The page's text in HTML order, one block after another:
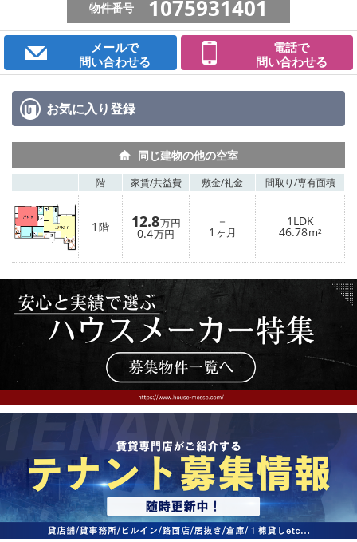
物件番号 1075931401
メールで
問い合わせる
電話で
問い合わせる
お気に入り登録
同じ建物の他の空室
階 家賃/共益費 敷金/礼金 間取り/専有面積
1 階 12.8万円
0.4万円
－
1 ヶ月
1LDK
46.78m²